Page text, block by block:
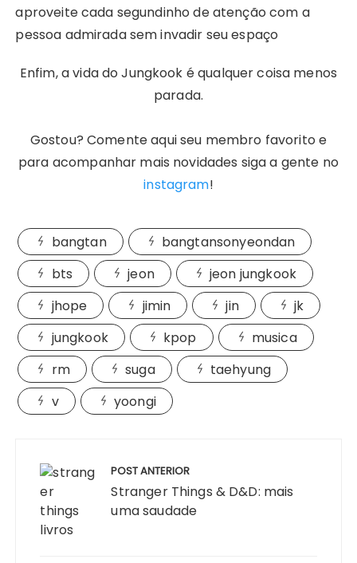
aproveite cada segundinho de atenção com a
pessoa admirada sem invadir seu espaço
Enfim, a vida do Jungkook é qualquer coisa menos
parada.
Gostou? Comente aqui seu membro favorito e
para acompanhar mais novidades siga a gente no
instagram!
bangtan
bangtansonyeondan
bts
jeon
jeon jungkook
jhope
jimin jin
jk
jungkook
kpop
musica
rm
suga
taehyung
v
yoongi
Post
POST ANTERIOR
Stranger Things & D&D: mais
uma saudade